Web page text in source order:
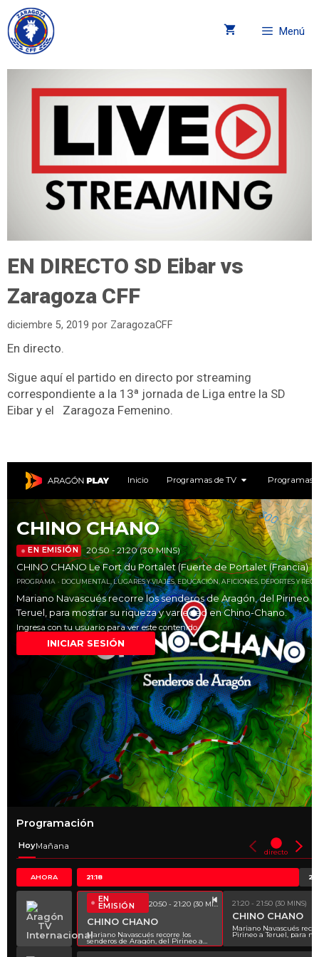
Menú
EN DIRECTO SD Eibar vs
Zaragoza CFF
diciembre 5, 2019 por ZaragozaCFF
En directo.
Sigue aquí el partido en directo por streaming
correspondiente a la 13ª jornada de Liga entre la SD
Eibar y el Zaragoza Femenino.